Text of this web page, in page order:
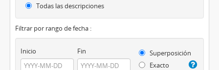
Todas las descripciones
Filtrar por rango de fecha :
Inicio Fin
Superposición
Exacto